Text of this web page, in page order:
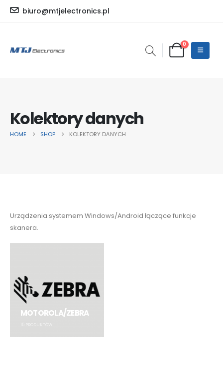
biuro@mtjelectronics.pl
0
Kolektory danych
HOME SHOP KOLEKTORY DANYCH
Urządzenia systemem Windows/Android łączące funkcje
skanera.
MOTOROLA/ZEBRA